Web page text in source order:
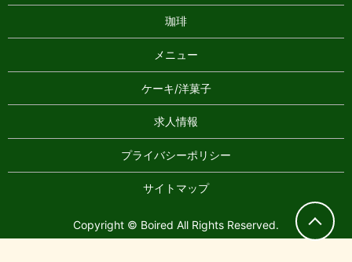
珈琲
メニュー
ケーキ/洋菓子
求人情報
プライバシーポリシー
サイトマップ
Copyright © Boired All Rights Reserved.